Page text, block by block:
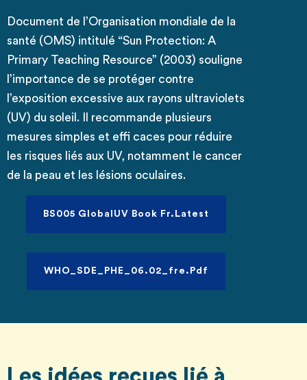
Document de l’Organisation mondiale de la
santé (OMS) intitulé “Sun Protection: A
Primary Teaching Resource” (2003) souligne
l’importance de se protéger contre
l’exposition excessive aux rayons ultraviolets
(UV) du soleil. Il recommande plusieurs
mesures simples et effi caces pour réduire
les risques liés aux UV, notamment le cancer
de la peau et les lésions oculaires.
BS005 GlobalUV Book Fr.Latest
WHO_SDE_PHE_06.02_fre.pdf